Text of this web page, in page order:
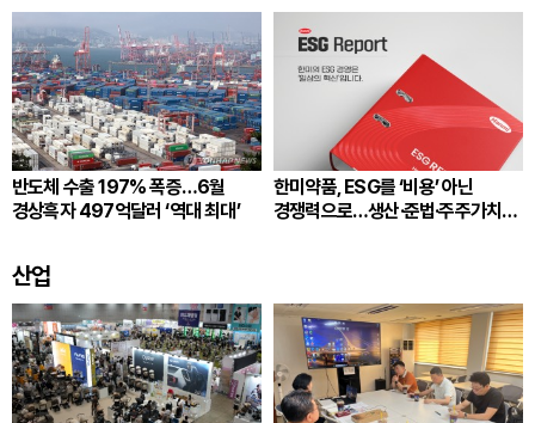
반도체 수출 197% 폭증…6월
경상흑자 497억달러 ‘역대 최대’
한미약품, ESG를 ‘비용’ 아닌
경쟁력으로…생산·준법·주주가치
산업